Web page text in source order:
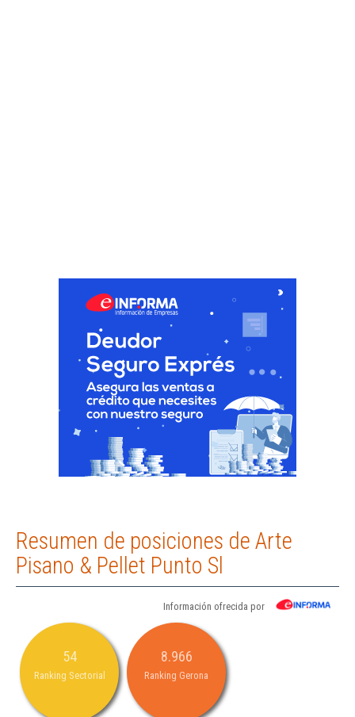
Resumen de posiciones de Arte
Pisano & Pellet Punto Sl
Información ofrecida por
54
Ranking Sectorial
8.966
Ranking Gerona